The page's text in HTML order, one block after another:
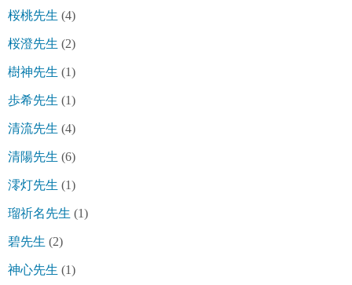
桜桃先生 (4)
桜澄先生 (2)
樹神先生 (1)
歩希先生 (1)
清流先生 (4)
清陽先生 (6)
澪灯先生 (1)
瑠祈名先生 (1)
碧先生 (2)
神心先生 (1)